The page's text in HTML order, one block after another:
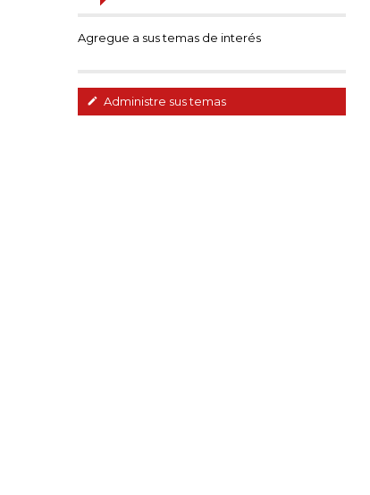
Agregue a sus temas de interés
Administre sus temas